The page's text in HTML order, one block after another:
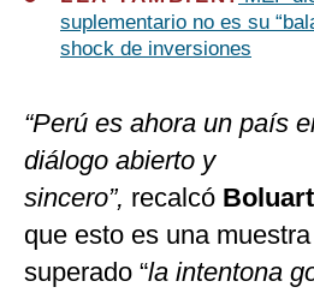
suplementario no es su
shock de inversiones
“Perú es ahora un país
diálogo abierto y
sincero”, recalcó
que esto es una
superado “la intentona